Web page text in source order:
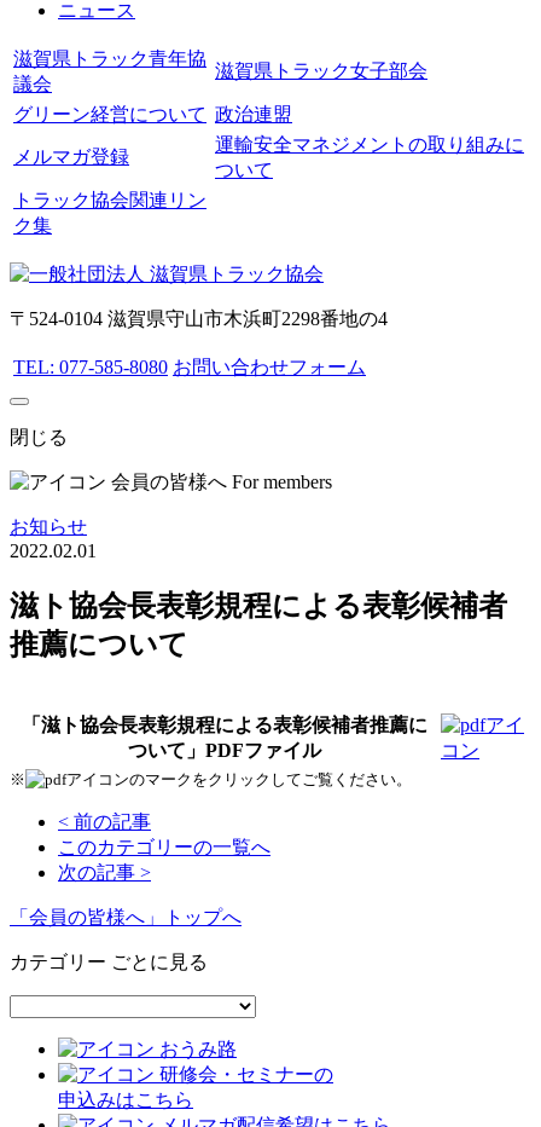
ニュース
滋賀県トラック青年協
議会
滋賀県トラック女子部会
グリーン経営について 政治連盟
メルマガ登録
運輸安全マネジメントの取り組みに
ついて
トラック協会関連リン
ク集
〒524-0104 滋賀県守山市木浜町2298番地の4
TEL: 077-585-8080 お問い合わせフォーム
閉じる
会員の皆様へ For members
お知らせ
2022.02.01
滋ト協会長表彰規程による表彰候補者
推薦について
「滋ト協会長表彰規程による表彰候補者推薦に
ついて」PDFファイル
※ のマークをクリックしてご覧ください。
< 前の記事
このカテゴリーの一覧へ
次の記事 >
「会員の皆様へ」トップへ
カテゴリー ごとに見る
おうみ路
研修会・セミナーの
申込みはこちら